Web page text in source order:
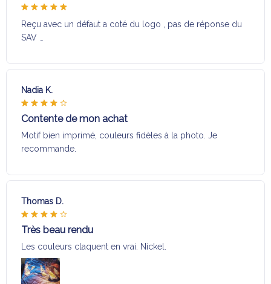
Reçu avec un défaut a coté du logo , pas de réponse du
SAV …
Nadia K.
Contente de mon achat
Motif bien imprimé, couleurs fidèles à la photo. Je
recommande.
Thomas D.
Très beau rendu
Les couleurs claquent en vrai. Nickel.